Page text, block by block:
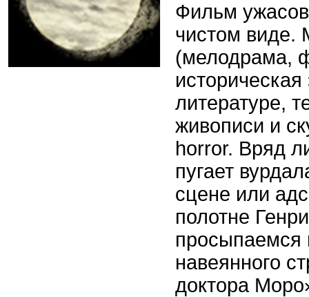
Фильм
чистом виде.
(мелодрама,
литературе,
живописи и
horror. Вряд
пугает
сцене или
полотне
просыпаемся
навеянного
доктора